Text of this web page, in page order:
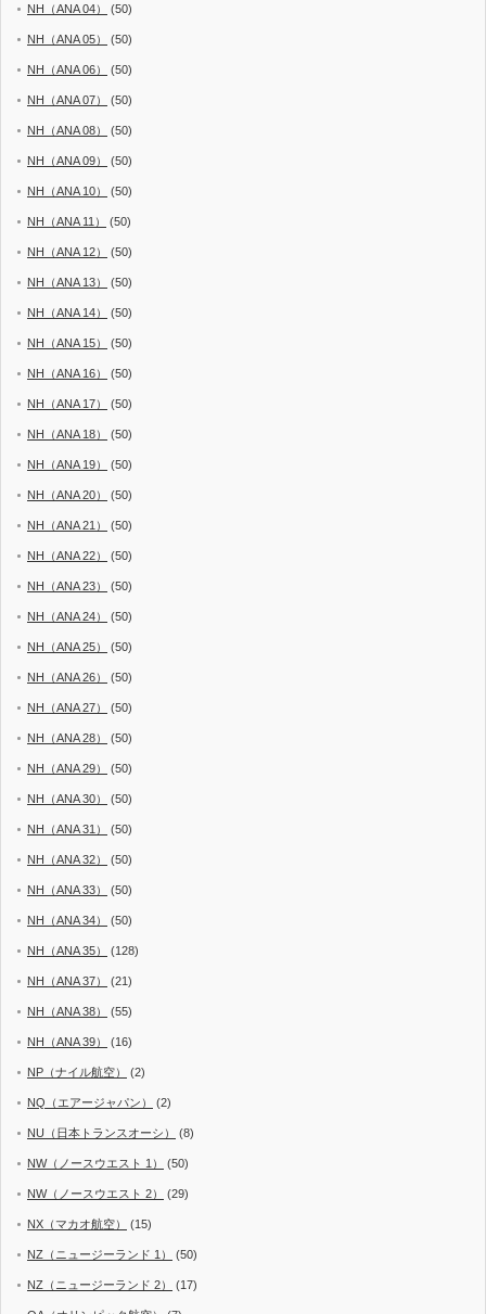
NH（ANA 04） (50)
NH（ANA 05） (50)
NH（ANA 06） (50)
NH（ANA 07） (50)
NH（ANA 08） (50)
NH（ANA 09） (50)
NH（ANA 10） (50)
NH（ANA 11） (50)
NH（ANA 12） (50)
NH（ANA 13） (50)
NH（ANA 14） (50)
NH（ANA 15） (50)
NH（ANA 16） (50)
NH（ANA 17） (50)
NH（ANA 18） (50)
NH（ANA 19） (50)
NH（ANA 20） (50)
NH（ANA 21） (50)
NH（ANA 22） (50)
NH（ANA 23） (50)
NH（ANA 24） (50)
NH（ANA 25） (50)
NH（ANA 26） (50)
NH（ANA 27） (50)
NH（ANA 28） (50)
NH（ANA 29） (50)
NH（ANA 30） (50)
NH（ANA 31） (50)
NH（ANA 32） (50)
NH（ANA 33） (50)
NH（ANA 34） (50)
NH（ANA 35） (128)
NH（ANA 37） (21)
NH（ANA 38） (55)
NH（ANA 39） (16)
NP（ナイル航空） (2)
NQ（エアージャパン） (2)
NU（日本トランスオーシ） (8)
NW（ノースウエスト 1） (50)
NW（ノースウエスト 2） (29)
NX（マカオ航空） (15)
NZ（ニュージーランド 1） (50)
NZ（ニュージーランド 2） (17)